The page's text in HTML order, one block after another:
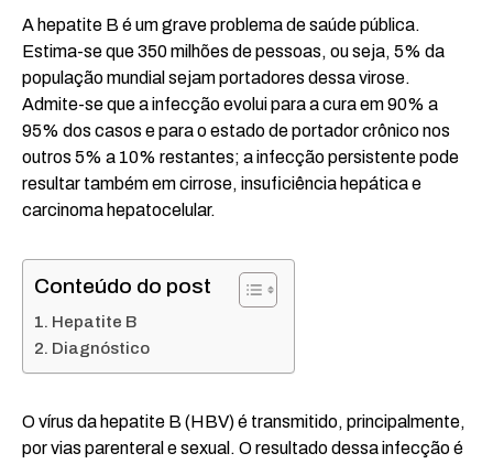
A hepatite B é um grave problema de saúde pública.
Estima-se que 350 milhões de pessoas, ou seja, 5% da
população mundial sejam portadores dessa virose.
Admite-se que a infecção evolui para a cura em 90% a
95% dos casos e para o estado de portador crônico nos
outros 5% a 10% restantes; a infecção persistente pode
resultar também em cirrose, insuficiência hepática e
carcinoma hepatocelular.
Conteúdo do post
Hepatite B
Diagnóstico
O vírus da hepatite B (HBV) é transmitido, principalmente,
por vias parenteral e sexual. O resultado dessa infecção é